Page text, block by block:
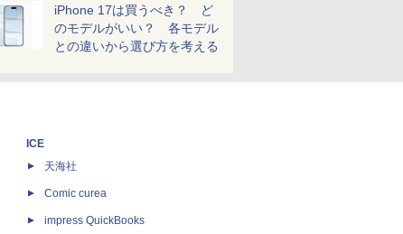
iPhone 17は買うべき？ ど
のモデルがいい？ 各モデル
との違いから選び方を考える
ICE
天海社
Comic curea
impress QuickBooks